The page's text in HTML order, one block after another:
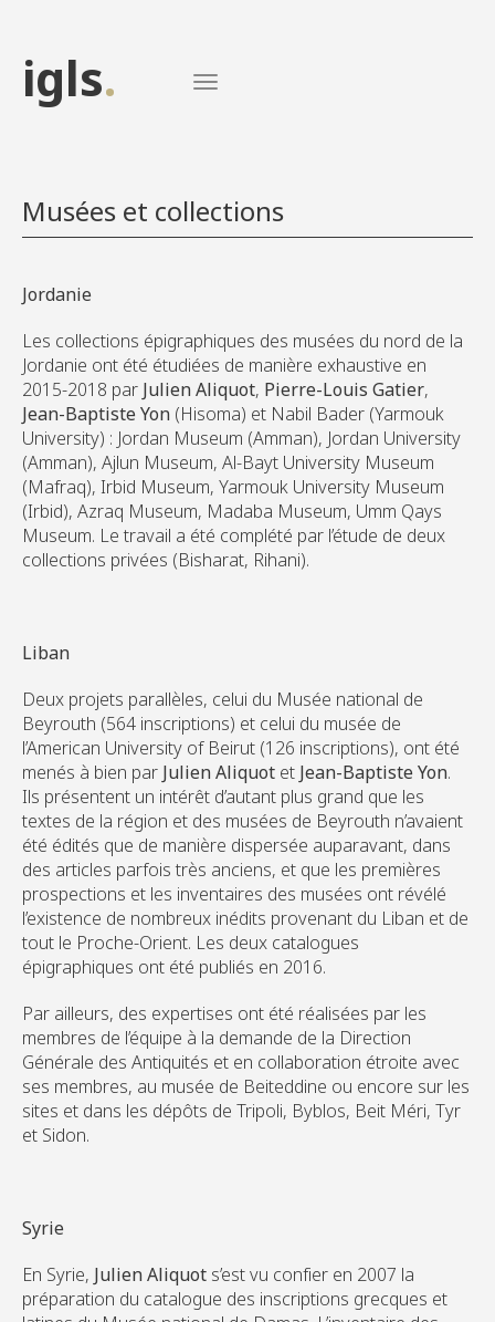
igls.
Musées et collections
Jordanie
Les collections épigraphiques des musées du nord de la
Jordanie ont été étudiées de manière exhaustive en
2015-2018 par Julien Aliquot, Pierre-Louis Gatier,
Jean-Baptiste Yon (Hisoma) et Nabil Bader (Yarmouk
University) : Jordan Museum (Amman), Jordan University
(Amman), Ajlun Museum, Al-Bayt University Museum
(Mafraq), Irbid Museum, Yarmouk University Museum
(Irbid), Azraq Museum, Madaba Museum, Umm Qays
Museum. Le travail a été complété par l’étude de deux
collections privées (Bisharat, Rihani).
Liban
Deux projets parallèles, celui du Musée national de
Beyrouth (564 inscriptions) et celui du musée de
l’American University of Beirut (126 inscriptions), ont été
menés à bien par Julien Aliquot et Jean-Baptiste Yon.
Ils présentent un intérêt d’autant plus grand que les
textes de la région et des musées de Beyrouth n’avaient
été édités que de manière dispersée auparavant, dans
des articles parfois très anciens, et que les premières
prospections et les inventaires des musées ont révélé
l’existence de nombreux inédits provenant du Liban et de
tout le Proche-Orient. Les deux catalogues
épigraphiques ont été publiés en 2016.
Par ailleurs, des expertises ont été réalisées par les
membres de l’équipe à la demande de la Direction
Générale des Antiquités et en collaboration étroite avec
ses membres, au musée de Beiteddine ou encore sur les
sites et dans les dépôts de Tripoli, Byblos, Beit Méri, Tyr
et Sidon.
Syrie
En Syrie, Julien Aliquot s’est vu confier en 2007 la
préparation du catalogue des inscriptions grecques et